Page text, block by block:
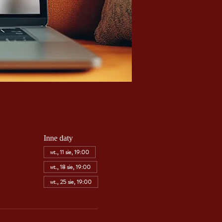
Inne daty
wt., 11 sie, 19:00
wt., 18 sie, 19:00
wt., 25 sie, 19:00